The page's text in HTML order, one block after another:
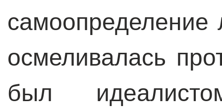
самоопределение
осмеливалась
был